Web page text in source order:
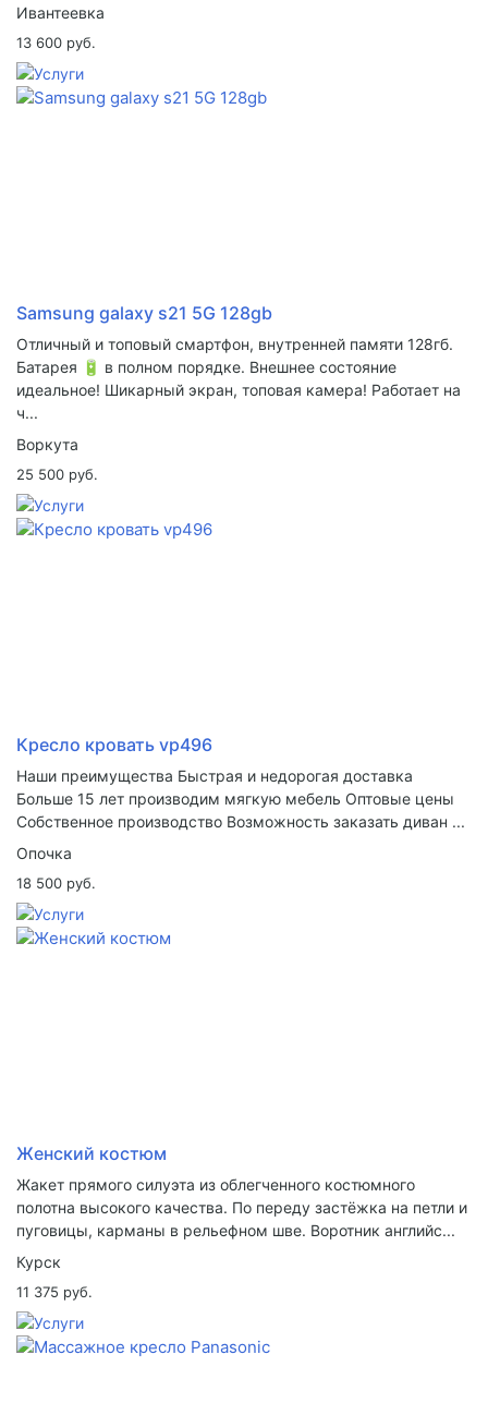
Ивантеевка
13 600 руб.
Samsung galaxy s21 5G 128gb
Отличный и топовый смартфон, внутренней памяти 128гб.
Батарея 🔋 в полном порядке. Внешнее состояние
идеальное! Шикарный экран, топовая камера! Работает на
ч...
Воркута
25 500 руб.
Кресло кровать vp496
Наши преимущества Быстрая и недорогая доставка
Больше 15 лет производим мягкую мебель Оптовые цены
Собственное производство Возможность заказать диван ...
Опочка
18 500 руб.
Женский костюм
Жакет прямого силуэта из облегченного костюмного
полотна высокого качества. По переду застёжка на петли и
пуговицы, карманы в рельефном шве. Воротник английс...
Курск
11 375 руб.